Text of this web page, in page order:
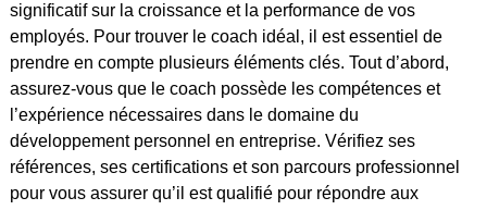
significatif sur la croissance et la performance de vos
employés. Pour trouver le coach idéal, il est essentiel de
prendre en compte plusieurs éléments clés. Tout d’abord,
assurez-vous que le coach possède les compétences et
l’expérience nécessaires dans le domaine du
développement personnel en entreprise. Vérifiez ses
références, ses certifications et son parcours professionnel
pour vous assurer qu’il est qualifié pour répondre aux